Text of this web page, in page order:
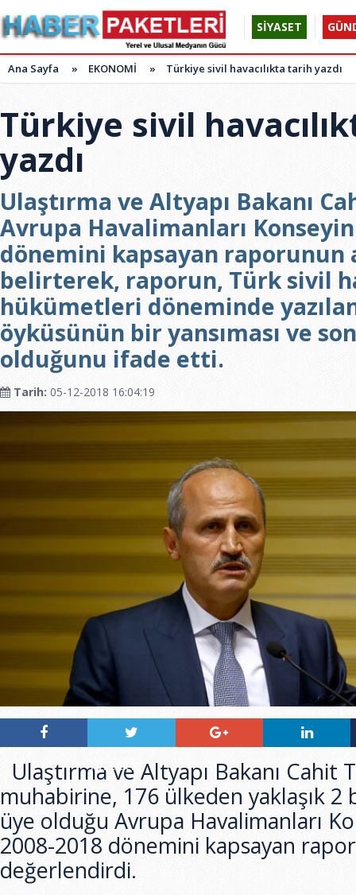
SİYASET
Ana Sayfa » EKONOMİ » Türkiye sivil havacılıkta tarih yazdı
Türkiye sivil
yazdı
Ulaştırma ve Altyapı Bakanı
Avrupa Havalimanları
dönemini kapsayan raporunun
belirterek, raporun, Türk sivil
hükümetleri döneminde
öyküsünün bir yansıması ve
olduğunu ifade etti.
Tarih: 05-12-2018 16:04:19
Ulaştırma ve Altyapı Bakanı Cahit
muhabirine, 176 ülkeden yaklaşık 2
üye olduğu Avrupa Havalimanları
2008-2018 dönemini kapsayan
değerlendirdi.